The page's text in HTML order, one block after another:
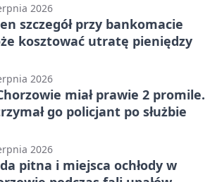
2026
szczegół przy bankomacie
kosztować utratę pieniędzy
2026
miał prawie 2 promile.
go policjant po służbie
2026
pitna i miejsca ochłody w